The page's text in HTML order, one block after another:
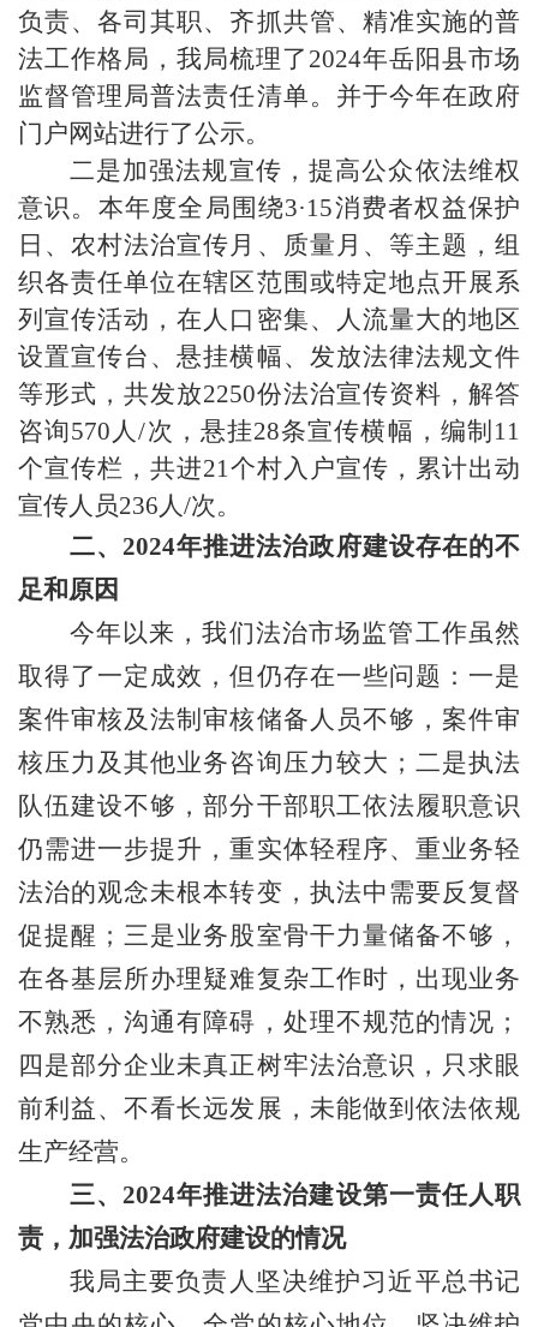
负责、各司其职、齐抓共管、精准实施的普
法工作格局，我局梳理了2024年岳阳县市场
监督管理局普法责任清单。并于今年在政府
门户网站进行了公示。
二是加强法规宣传，提高公众依法维权
意识。本年度全局围绕3·15消费者权益保护
日、农村法治宣传月 、质量月、 等主题，组
织各责任单位在辖区范围或特定地点开展系
列宣传活动，在人口密集、人流量大的地区
设置宣传台、悬挂横幅、发放法律法规文件
等形式，共发放2250份法治宣传资料，解答
咨询570 人/次，悬挂28条宣传横幅，编制 11
个宣传栏，共进21个村入户宣传，累计出动
宣传人员236人/次。
二、2024年推进法治政府建设存在的不
足和原因
今年以来，我们法治市场监管工作虽然
取得了一定成效，但仍存在一些问题：一是
案件审核及法制审核储备人员不够，案件审
核压力及其他业务咨询压力较大；二是执法
队伍建设不够，部分干部职工依法履职意识
仍需进一步提升，重实体轻程序、重业务轻
法治的观念未根本转变，执法中需要反复督
促提醒；三是业务股室骨干力量储备不够，
在各基层所办理疑难复杂工作时，出现业务
不熟悉，沟通有障碍，处理不规范的情况；
四是部分企业未真正树牢法治意识，只求眼
前利益、不看长远发展，未能做到依法依规
生产经营。
三、2024年推进法治建设第一责任人职
责，加强法治政府建设的情况
我局主要负责人坚决维护习近平总书记